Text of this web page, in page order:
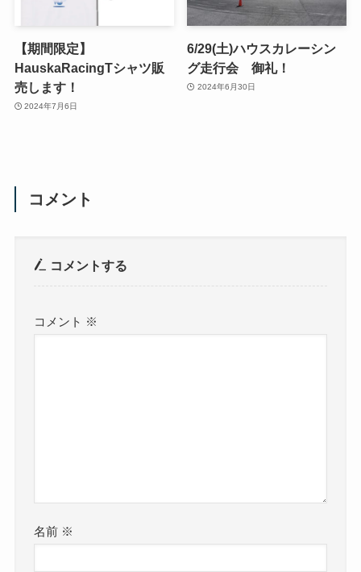
【期間限定】
HauskaRacingTシャツ販
売します！
2024年7月6日
6/29(土)ハウスカレーシン
グ走行会 御礼！
2024年6月30日
コメント
コメントする
コメント ※
名前 ※